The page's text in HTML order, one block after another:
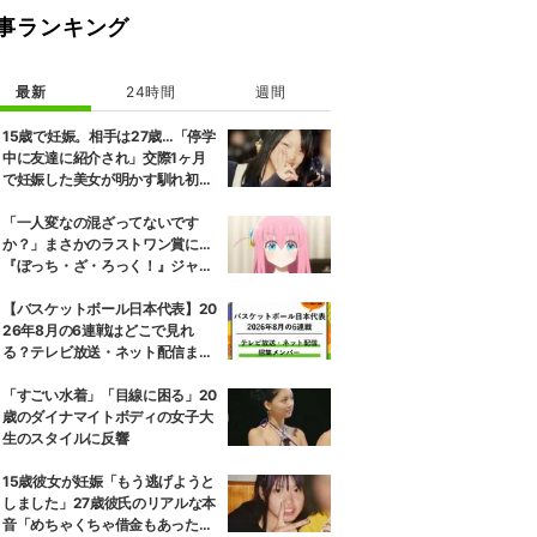
ランキング
最新 24時間 週間
15歳で妊娠。相手は27歳…「停学
中に友達に紹介され」交際1ヶ月
で妊娠した美女が明かす馴れ初め
絶句
「一人変なの混ざってないです
か？」まさかのラストワン賞に…
『ぼっち・ざ・ろっく！』ジャー
【バスケットボール日本代表】20
26年8月の6連戦はどこで見れ
る？テレビ放送・ネット配信まと
「すごい水着」「目線に困る」20
歳のダイナマイトボディの女子大
生のスタイルに反響
15歳彼女が妊娠「もう逃げようと
しました」27歳彼氏のリアルな本
音「めちゃくちゃ借金もあったの